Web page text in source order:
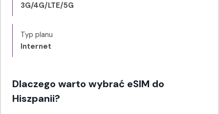
3G/4G/LTE/5G
Typ planu
Internet
Dlaczego warto wybrać eSIM do
Hiszpanii?